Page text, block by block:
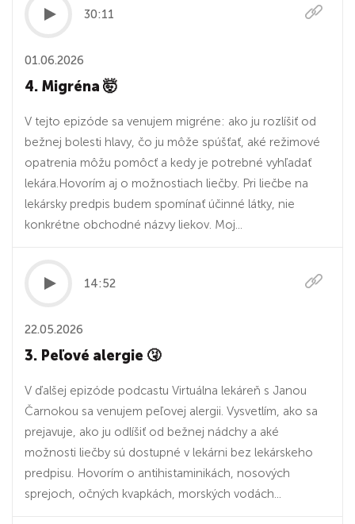
30:11
01.06.2026
4. Migréna 🤯
V tejto epizóde sa venujem migréne: ako ju rozlíšiť od
bežnej bolesti hlavy, čo ju môže spúšťať, aké režimové
opatrenia môžu pomôcť a kedy je potrebné vyhľadať
lekára.Hovorím aj o možnostiach liečby. Pri liečbe na
lekársky predpis budem spomínať účinné látky, nie
konkrétne obchodné názvy liekov. Moj...
14:52
22.05.2026
3. Peľové alergie 🤧
V ďalšej epizóde podcastu Virtuálna lekáreň s Janou
Čarnokou sa venujem peľovej alergii. Vysvetlím, ako sa
prejavuje, ako ju odlíšiť od bežnej nádchy a aké
možnosti liečby sú dostupné v lekárni bez lekárskeho
predpisu. Hovorím o antihistaminikách, nosových
sprejoch, očných kvapkách, morských vodách...